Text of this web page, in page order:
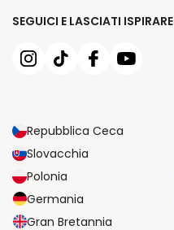
SEGUICI E LASCIATI ISPIRARE
Repubblica Ceca
Slovacchia
Polonia
Germania
Gran Bretannia